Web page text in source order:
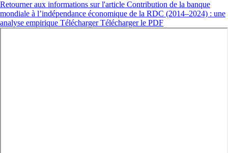
Retourner aux informations sur l'article Contribution de la banque
mondiale à l’indépendance économique de la RDC (2014–2024) : une
analyse empirique TéléchargerTélécharger le PDF